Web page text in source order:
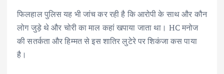
फिलहाल पुलिस यह भी जांच कर रही है कि आरोपी के साथ और कौन
लोग जुड़े थे और चोरी का माल कहां खपाया जाता था। HC मनोज
की सतर्कता और हिम्मत से इस शातिर लुटेरे पर शिकंजा कस पाया
है।